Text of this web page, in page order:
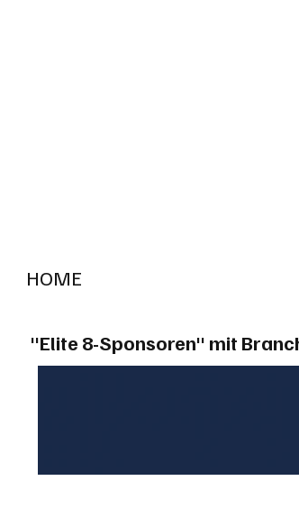
HOME
"Elite 8-Sponsoren" mit